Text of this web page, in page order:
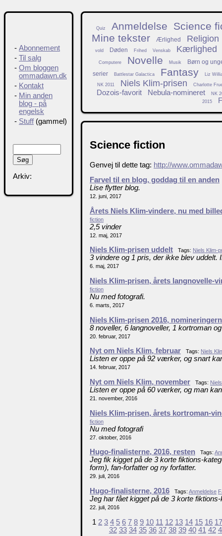
Quiz Anmeldelse
Science
Mine tekster
Ærlighed Religion
vold Døden Frihed Venskab Kærlighed
Computere Novelle Musik
Børn og
serier
Battlestar Galactica Fantasy Liz
NK 2011 Niels Klim-prisen Charlotte
Dozois-favorit Nebula-nomineret
NK
2015
Science fiction
Genvej til dette tag: http://
Farvel til en blog, goddag til en anden
Lise flytter blog.
12. juni, 2017
Årets Niels Klim-vindere, nu med
fiction
2,5 vinder
12. maj, 2017
Niels Klim-prisen uddelt Tags: Niels Klim-
3 vindere og 1 pris, der ikke blev uddelt.
6. maj, 2017
Niels Klim-prisen, årets langnovelle-
fiction
Nu med fotografi.
6. marts, 2017
Niels Klim-prisen 2016,
8 noveller, 6 langnoveller, 1 kortroman
20. februar, 2017
Nyt om Niels Klim, februar Tags: Niels
Listen er oppe på 92 værker, og snart
14. februar, 2017
Nyt om Niels Klim, november Tags:
Listen er oppe på 60 værker, og man
21. november, 2016
Niels Klim-prisen, årets kortroman-
fiction
Nu med fotografi
27. oktober, 2016
Hugo-finalisterne, 2016, resten Tags:
Jeg fik kigget på de 3 korte fiktions-
form), fan-forfatter og ny forfatter.
29. juli, 2016
Hugo-finalisterne, 2016 Tags: Anmeldelse
Jeg har fået kigget på de 3 korte
22. juli, 2016
1 2 3 4 5 6 7 8 9 10 11 12 13 14 15 16
32 33 34 35 36 37 38 39 40 41 42
- Abonnement
- Til salg
- Om bloggen
ommadawn.dk
- Kontakt
- Min anden
blog - på
engelsk
- Stuff(gammel)
Arkiv: